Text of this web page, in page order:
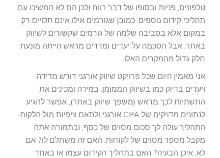
טלפונים, פניות ובסופו של דבר רווח ולכן הם לא המשיכו עם
תהליכי קידום נוספים. כמובן שגורמים אילו אינם תלויים רק
במקום אלא בסביבה שלמה של גורמים שקשורים לשיווק
באתר, אבל הסכמה על יעדים ומדדים מראש הייתה מונעת
חלק גדול מהמקרים האלו.
אני מאמין היום שכל פרויקט שיווק אורגני דורש מדידה
ויעדים בדיוק כמו בשיווק הממומן. במידה ומכינים את
התשתיות לכך מראש (משפך שיווק באתר), אפשר להגיע
לנתונים מדויקים של CPA אורגני ולתאם ציפיות מול הלקוח-
התהליך עולה לך סכום מסוים של כסף, ובתמורה אתה
מקבל מספר מסוים של לקוחות. האם זה משתלם לו? אם
לא, איכן הבעיה? האם בתהליך הקידום עצמו או באחד